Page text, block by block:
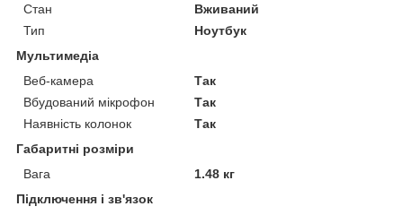
Стан
Вживаний
Тип
Ноутбук
Мультимедіа
Веб-камера
Так
Вбудований мікрофон
Так
Наявність колонок
Так
Габаритні розміри
Вага
1.48 кг
Підключення і зв'язок